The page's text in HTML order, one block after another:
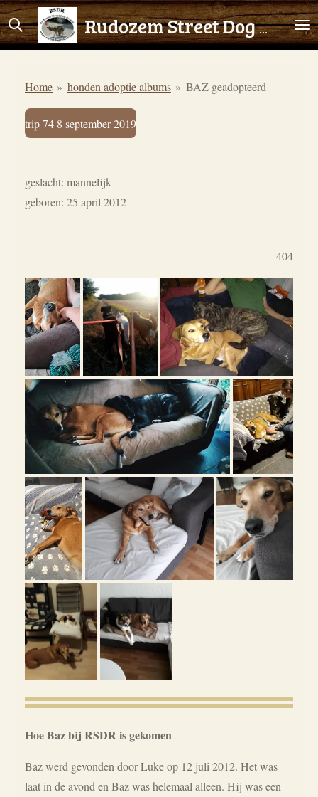
Ga
direct
hoofdinhoud
Rudozem Street Dog Rescue
Home » honden adoptie albums » BAZ geadopteerd
trip 74 8 september 2019
geslacht: mannelijk
geboren: 25 april 2012
404
Hoe Baz bij RSDR is gekomen
Bazwerd gevonden doorLuke op 12 juli 2012. Het was
laat in de avond en Bazwas helemaal alleen. Hij waseen